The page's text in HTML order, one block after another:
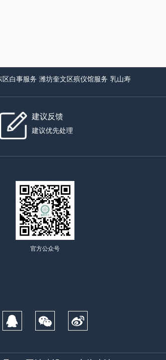
区白事服务 潍坊奎文区殡仪馆服务 乳山寿
建议反馈
建议优先处理
官方公众号